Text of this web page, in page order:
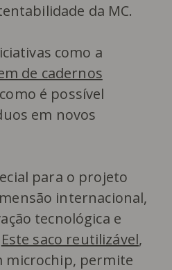
da MC.
como a
de cadernos
é possível
em novos
para o projeto
internacional,
tecnológica e
Este saco reutilizável,
microchip, permite